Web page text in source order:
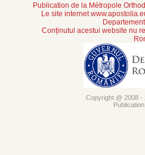
Publication de la Métropole
Le site internet
Conținutul acestui website nu
Copyright @ 2008 -